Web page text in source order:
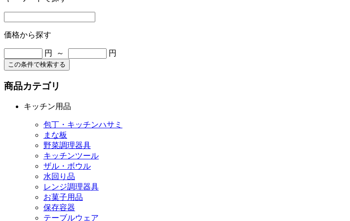
価格から探す
円 ～ 円
この条件で検索する
商品カテゴリ
キッチン用品
包丁・キッチンハサミ
まな板
野菜調理器具
キッチンツール
ザル・ボウル
水回り品
レンジ調理器具
お菓子用品
保存容器
テーブルウェア